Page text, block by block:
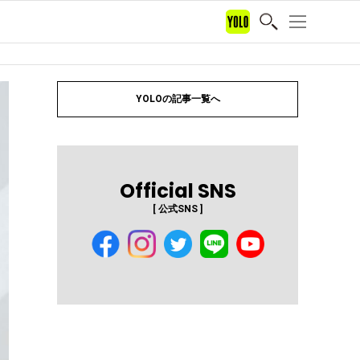
YOLOの記事一覧へ
Official SNS
[ 公式SNS ]